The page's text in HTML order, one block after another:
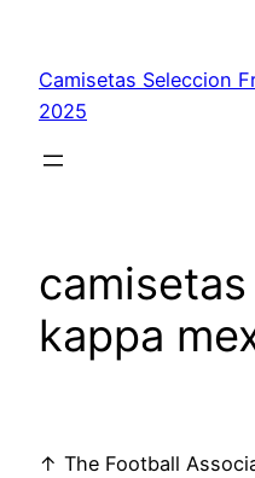
contenido
Camisetas Seleccion
2025
kappa
↑ The Football